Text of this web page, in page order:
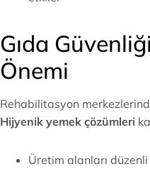
Gıda
Önemi
Rehabilitasyon
Hijyenik yemek çözümleri
Üretim alanları